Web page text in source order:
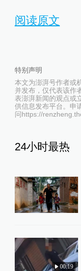
阅读原文
特别声明
本文为澎湃号作者或
并发布，仅代表该作
表澎湃新闻的观点或
供信息发布平台。申
问https://
24小时最热
00:19